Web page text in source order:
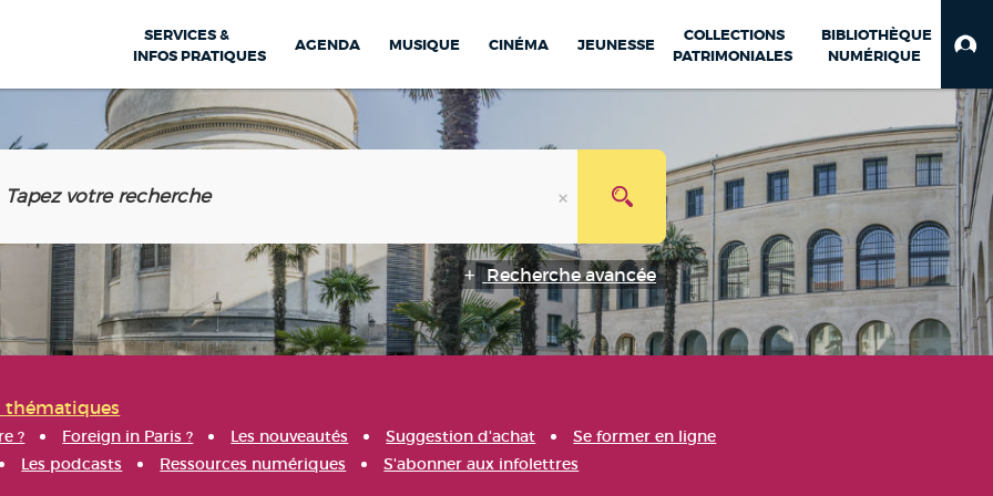
SERVICES &
INFOS PRATIQUES
AGENDA MUSIQUE CINÉMA JEUNESSE
COLLECTIONS
PATRIMONIALES
BIBLIOTHÈQUE
NUMÉRIQUE
Recherche avancée
thématiques
? Foreign in Paris ? Les nouveautés Suggestion d'achat
Se former en ligne
Les podcasts Ressources numériques S'abonner aux infolettres